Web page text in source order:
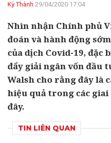
Kỳ Thành 29/04/2020 17:04
Nhìn nhận Chính phủ
đoán và hành động
của dịch Covid-19,
đẩy giải ngân vốn đầu
Walsh cho rằng đây là
hiệu quả trong các
đây.
TIN LIÊN QUAN